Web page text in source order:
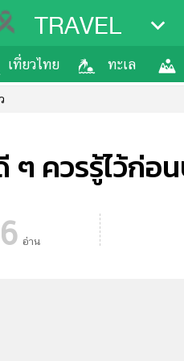
TRAVEL
เที่ยวไทย ทะเล
ๆ ควรรู้ไว้ก่อ
อ่าน